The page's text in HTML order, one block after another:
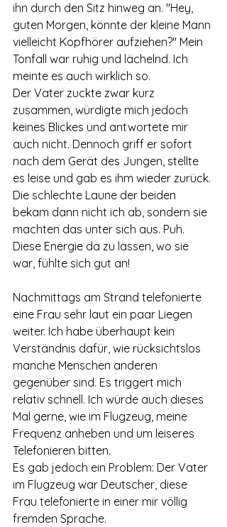
ihn durch den Sitz hinweg an. "Hey,
guten Morgen, könnte der kleine Mann
vielleicht Kopfhörer aufziehen?" Mein
Tonfall war ruhig und lächelnd. Ich
meinte es auch wirklich so.
Der Vater zuckte zwar kurz
zusammen, würdigte mich jedoch
keines Blickes und antwortete mir
auch nicht. Dennoch griff er sofort
nach dem Gerät des Jungen, stellte
es leise und gab es ihm wieder zurück.
Die schlechte Laune der beiden
bekam dann nicht ich ab, sondern sie
machten das unter sich aus. Puh.
Diese Energie da zu lassen, wo sie
war, fühlte sich gut an!
Nachmittags am Strand telefonierte
eine Frau sehr laut ein paar Liegen
weiter. Ich habe überhaupt kein
Verständnis dafür, wie rücksichtslos
manche Menschen anderen
gegenüber sind. Es triggert mich
relativ schnell. Ich würde auch dieses
Mal gerne, wie im Flugzeug, meine
Frequenz anheben und um leiseres
Telefonieren bitten.
Es gab jedoch ein Problem: Der Vater
im Flugzeug war Deutscher, diese
Frau telefonierte in einer mir völlig
fremden Sprache.